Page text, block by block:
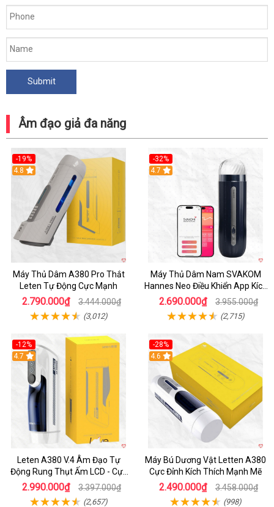
Âm đạo giả đa năng
-19%
Hot
4.8
Máy Thủ Dâm A380 Pro Thắt
Leten Tự Động Cực Mạnh
2.790.000₫ 3.444.000₫
(3,012)
-32%
Hot
4.7
Máy Thủ Dâm Nam SVAKOM
Hannes Neo Điều Khiển App Kích
Thích
2.690.000₫ 3.955.000₫
(2,715)
-12%
Hot
4.7
Leten A380 V.4 Âm Đạo Tự
Động Rung Thụt Ấm LCD - Cực
Phê
2.990.000₫ 3.397.000₫
(2,657)
-28%
Hot
4.6
Máy Bú Dương Vật Letten A380
Cực Đỉnh Kích Thích Mạnh Mẽ
2.490.000₫ 3.458.000₫
(998)